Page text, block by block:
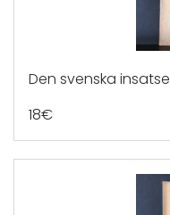
Den svenska
18€